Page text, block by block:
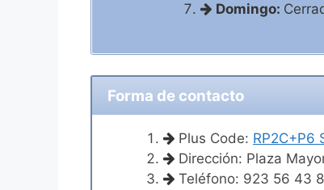
Domingo:
Forma de contacto
Plus Code: RP2C+P6
Dirección: Plaza
Teléfono: 923 56 43